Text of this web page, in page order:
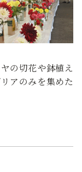
の切花や鉢植え
アのみを集めた